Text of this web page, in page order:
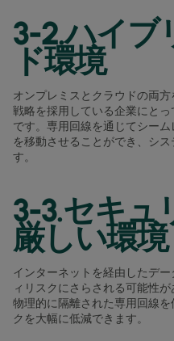
3-2.ハイブ
ド環境
オンプレミスとクラウドの両
戦略を採用している企業にと
です。専用回線を通じてシー
を移動させることができ、シ
す。
3-3.セキュ
厳しい環境
インターネットを経由したデ
ィリスクにさらされる可能性
物理的に隔離された専用回線
クを大幅に低減できます。